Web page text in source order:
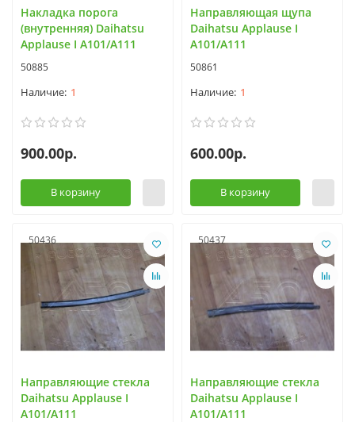
Накладка порога
(внутренняя) Daihatsu
Applause I A101/A111
50885
1
900.00р.
В корзину
Направляющая щупа
Daihatsu Applause I
A101/A111
50861
1
600.00р.
В корзину
50436
Направляющие стекла
Daihatsu Applause I
A101/A111
50437
Направляющие стекла
Daihatsu Applause I
A101/A111